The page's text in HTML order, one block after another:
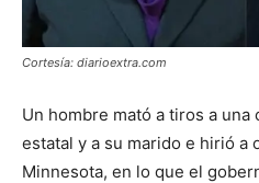
Cortesía: diarioextra.com
Un hombre mató a tiros a
estatal y a su marido e hirió a
Minnesota, en lo que el